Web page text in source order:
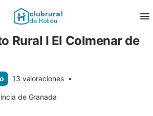
clubrural
de Holidu
Rural I El Colmenar de
13 valoraciones •
de Granada